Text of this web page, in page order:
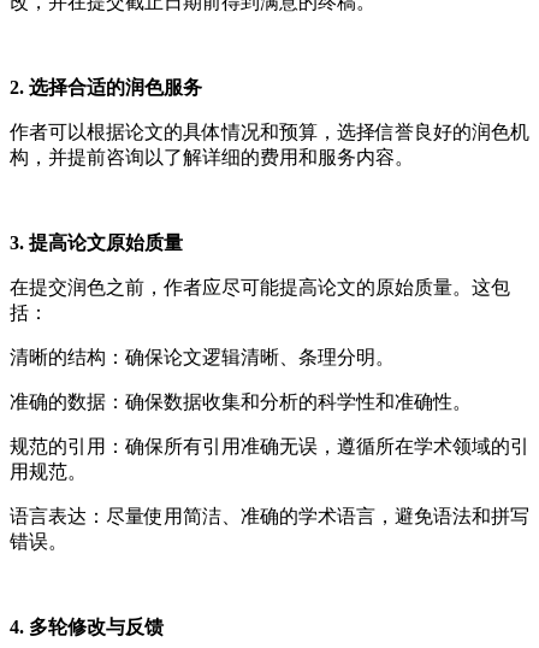
2. 选择合适的润色服务
作者可以根据论文的具体情况和预算，选择信誉良好的润色机
构，并提前咨询以了解详细的费用和服务内容。
3. 提高论文原始质量
在提交润色之前，作者应尽可能提高论文的原始质量。这包
括：
清晰的结构：确保论文逻辑清晰、条理分明。
准确的数据：确保数据收集和分析的科学性和准确性。
规范的引用：确保所有引用准确无误，遵循所在学术领域的引
用规范。
语言表达：尽量使用简洁、准确的学术语言，避免语法和拼写
错误。
4. 多轮修改与反馈